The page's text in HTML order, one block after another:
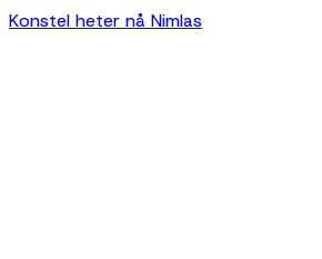
Konstel heter nå Nimlas